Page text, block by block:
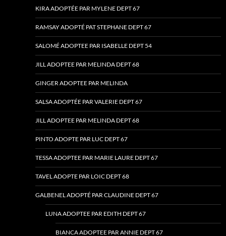
KIRA ADOPTÉE PAR MYLENE DEPT 67
RAMSAY ADOPTÉ PAT STEPHANE DEPT 67
SALOMÉ ADOPTEE PAR ISABELLE DEPT 54
JILL ADOPTEE PAR MELINDA DEPT 68
GINGER ADOPTEE PAR MELINDA
SALSA ADOPTÉE PAR VALERIE DEPT 67
JILL ADOPTEE PAR MELINDA DEPT 68
PINTO ADOPTE PAR LUC DEPT 67
TESSA ADOPTEE PAR MARIE LAURE DEPT 67
TAVEL ADOPTE PAR LOIC DEPT 68
GALBENEL ADOPTÉ PAR CLAUDINE DEPT 67
LUNA ADOPTEE PAR EDITH DEPT 67
BIANCA ADOPTEE PAR ANNIE DEPT 67